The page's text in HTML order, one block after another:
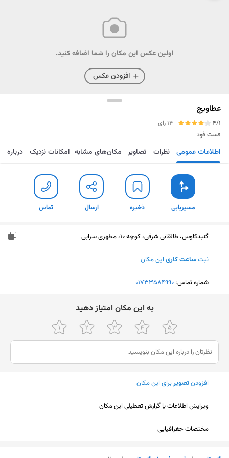
اولین عکس این مکان را شما اضافه کنید.
افزودن عکس
عطاویچ
4/1
14 رای
فست فود
مسیریابی ذخیره ارسال تماس اطلاعات عمومی نظرات تصاویر مکان‌های مشابه امکانات نزدیک درباره
مسیریابی ذخیره ارسال تماس
گنبدکاوس، طالقانی شرقی، کوچه 10، مطهری سرابی
ثبتساعت کاری این مکان
شماره تماس: ‎01733584990
ﺑﻪ اﯾﻦ ﻣﮑﺎن اﻣﺘﯿﺎز دﻫﯿﺪ
افزودنتصویربرای این مکان
ویرایش اطلاعات یا گزارش تعطیلی این مکان
مختصات جغرافیایی